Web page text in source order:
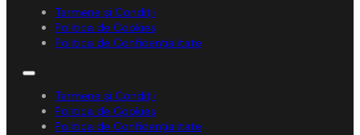
Termene și Condiții
Politica de Cookies
Politica de Confidențialitate
Termene și Condiții
Politica de Cookies
Politica de Confidențialitate